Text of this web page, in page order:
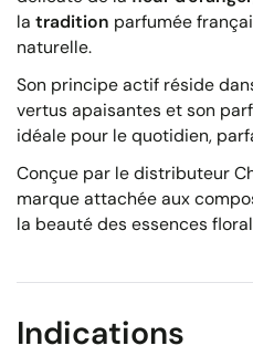
la tradition parfumée
naturelle.
Son principe actif réside
vertus apaisantes et son
idéale pour le quotidien,
Conçue par le distributeur
marque attachée aux
la beauté des essences
Indications